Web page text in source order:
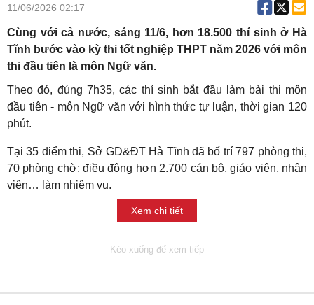
11/06/2026 02:17
Cùng với cả nước, sáng 11/6, hơn 18.500 thí sinh ở Hà
Tĩnh bước vào kỳ thi tốt nghiệp THPT năm 2026 với môn
thi đầu tiên là môn Ngữ văn.
Theo đó, đúng 7h35, các thí sinh bắt đầu làm bài thi môn
đầu tiên - môn Ngữ văn với hình thức tự luận, thời gian 120
phút.
Tại 35 điểm thi, Sở GD&ĐT Hà Tĩnh đã bố trí 797 phòng thi,
70 phòng chờ; điều động hơn 2.700 cán bộ, giáo viên, nhân
viên… làm nhiệm vụ.
Xem chi tiết